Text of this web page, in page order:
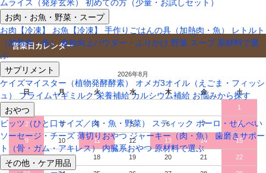
ムライス（発芽玄米）
初めての方（少量・お試しセット）
お肉・お魚・野菜・スープ
お肉【冷凍】 お魚【冷凍】 手作りごはんの具（加熱肉・魚）
レトルト
（加熱肉・魚） 食欲向上パウダー・ふりかけ 野菜 スープ 原材料で選
ぶ
サプリメント
ケイズマイスター（植物発酵酵素）
オメガ3オイル（えごま・フィッシ
ュ）
プライムヤギミルク 栄養補給 カルシウム補給 お悩みから探す
おやつ
ビッツ（ひと口サイズ／肉・魚・野菜） スティック ボーロ・せんべい
ソーセージ・チーズ 薄切りおやつ ジャーキー（肉・魚） 歯磨きサポー
ト（骨・ガム・アキレス） 内臓系おやつ 原材料で選ぶ
その他・ケア用品
営業日カレンダー
2026年8月
日 月 火 水 木 金 土
1
2 3 4 5 6 7 8
9 10 11 12 13 14 15
16 17 18 19 20 21 22